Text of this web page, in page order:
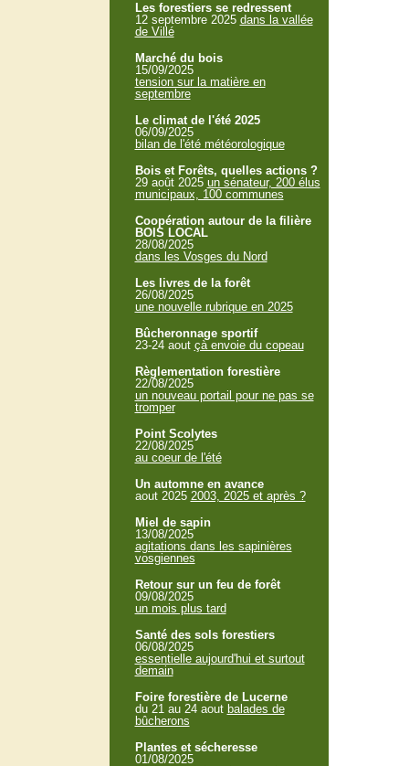
Les forestiers se redressent
12 septembre 2025 dans la vallée
de Villé
Marché du bois
15/09/2025
tension sur la matière en
septembre
Le climat de l'été 2025
06/09/2025
bilan de l'été météorologique
Bois et Forêts, quelles actions ?
29 août 2025 un sénateur, 200 élus
municipaux, 100 communes
Coopération autour de la filière
BOIS LOCAL
28/08/2025
dans les Vosges du Nord
Les livres de la forêt
26/08/2025
une nouvelle rubrique en 2025
Bûcheronnage sportif
23-24 aout çà envoie du copeau
Règlementation forestière
22/08/2025
un nouveau portail pour ne pas se
tromper
Point Scolytes
22/08/2025
au coeur de l'été
Un automne en avance
aout 2025 2003, 2025 et après ?
Miel de sapin
13/08/2025
agitations dans les sapinières
vosgiennes
Retour sur un feu de forêt
09/08/2025
un mois plus tard
Santé des sols forestiers
06/08/2025
essentielle aujourd'hui et surtout
demain
Foire forestière de Lucerne
du 21 au 24 aout balades de
bûcherons
Plantes et sécheresse
01/08/2025